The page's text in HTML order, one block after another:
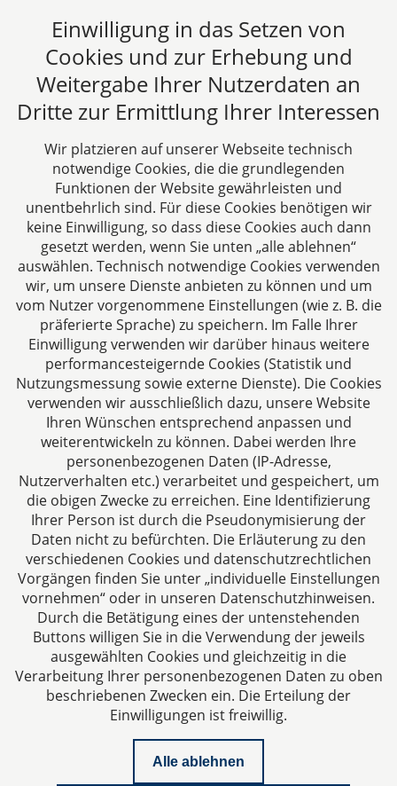
gelten.
Beitrag lesen
Alle Fachbeiträge anzeigen
CTC LEGAL
Aachen
Jülicher Straße 215
52070 Aachen
Deutschland
Tel: +49 241 94621-0
Fax: +49 241 94621-111
E-Mail:kanzlei@dhk-law.com
Über uns
Ihre Ansprechpartner für Fragen rund um
Gesellschaftsrecht, Steuergestaltung und
Vertragsrecht.
Impressum
Datenschutzerklärung
Einwilligung in das Setzen von
Cookies und zur Erhebung und
Weitergabe Ihrer Nutzerdaten an
Dritte zur Ermittlung Ihrer Interessen
Wir platzieren auf unserer Webseite technisch
notwendige Cookies, die die grundlegenden
Funktionen der Website gewährleisten und
unentbehrlich sind. Für diese Cookies benötigen wir
keine Einwilligung, so dass diese Cookies auch dann
gesetzt werden, wenn Sie unten „alle ablehnen“
auswählen. Technisch notwendige Cookies verwenden
wir, um unsere Dienste anbieten zu können und um
vom Nutzer vorgenommene Einstellungen (wie z. B. die
präferierte Sprache) zu speichern. Im Falle Ihrer
Einwilligung verwenden wir darüber hinaus weitere
performancesteigernde Cookies (Statistik und
Nutzungsmessung sowie externe Dienste). Die Cookies
verwenden wir ausschließlich dazu, unsere Website
Ihren Wünschen entsprechend anpassen und
weiterentwickeln zu können. Dabei werden Ihre
personenbezogenen Daten (IP-Adresse,
Nutzerverhalten etc.) verarbeitet und gespeichert, um
die obigen Zwecke zu erreichen. Eine Identifizierung
Ihrer Person ist durch die Pseudonymisierung der
Daten nicht zu befürchten. Die Erläuterung zu den
verschiedenen Cookies und datenschutzrechtlichen
Vorgängen finden Sie unter „individuelle Einstellungen
vornehmen“ oder in unseren Datenschutzhinweisen.
Durch die Betätigung eines der untenstehenden
Buttons willigen Sie in die Verwendung der jeweils
ausgewählten Cookies und gleichzeitig in die
Verarbeitung Ihrer personenbezogenen Daten zu oben
beschriebenen Zwecken ein. Die Erteilung der
Einwilligungen ist freiwillig.
Alle ablehnen